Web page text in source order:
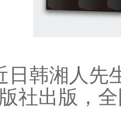
韩湘人先
社出版，